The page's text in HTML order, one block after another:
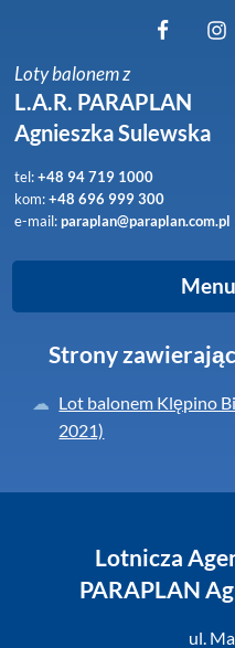
Loty balonem z
L.A.R. PARAPLAN
Agnieszka Sulewska
tel:+48 94 719 1000
kom:+48 696 999 300
e-mail:paraplan@paraplan.com.pl
Strony
Lot balonem Klępino
2021)
Lotnicza
PARAPLAN
ul.